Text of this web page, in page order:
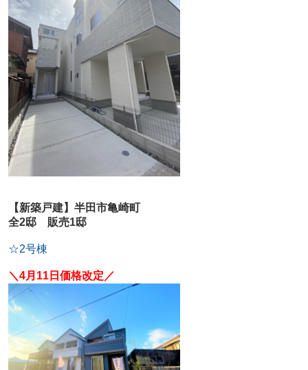
【新築戸建】半田市亀崎町
全2邸 販売1邸
☆2号棟
＼4月11日価格改定／